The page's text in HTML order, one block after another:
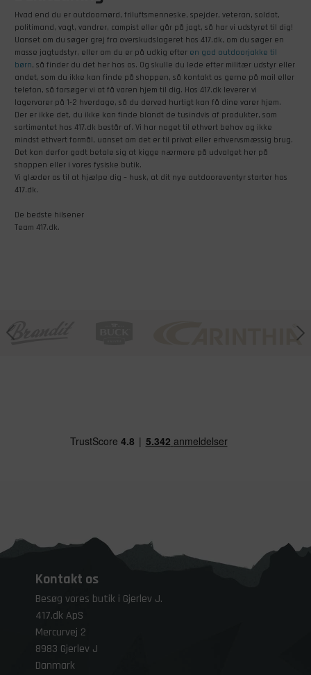
Hvad end du er outdoornørd, friluftsmenneske, spejder, veteran, soldat,
politimand, vagt, vandrer, campist eller går på jagt, så har vi udstyret til dig!
Uanset om du søger grej fra overskudslageret hos 417.dk, om du søger en
masse jagtudstyr, eller om du er på udkig efter en god outdoorjakke til
børn, så finder du det her hos os. Og skulle du lede efter militær udstyr eller
andet, som du ikke kan finde på shoppen, så kontakt os gerne på mail eller
telefon, så forsøger vi at få varen hjem til dig. Hos 417.dk leverer vi
lagervarer på 1-2 hverdage, så du derved hurtigt kan få dine varer hjem.
Der er ikke det, du ikke kan finde blandt de tusindvis af produkter, som
sortimentet hos 417.dk består af. Vi har noget til ethvert behov og ikke
mindst ethvert formål, uanset om det er til privat eller erhvervsmæssig brug.
Det kan derfor godt betale sig at kigge nærmere på udvalget her på
shoppen eller i vores fysiske butik.
Vi glæder os til at hjælpe dig – husk, at dit nye outdooreventyr starter hos
417.dk.
De bedste hilsener
Team 417.dk.
Kontakt os
Besøg vores butik i Gjerlev J.
417.dk ApS
Mercurvej 2
8983 Gjerlev J
Danmark